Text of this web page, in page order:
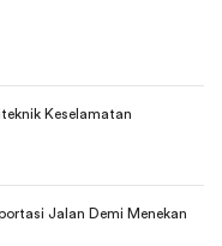
Keselamatan
Jalan Demi Menekan